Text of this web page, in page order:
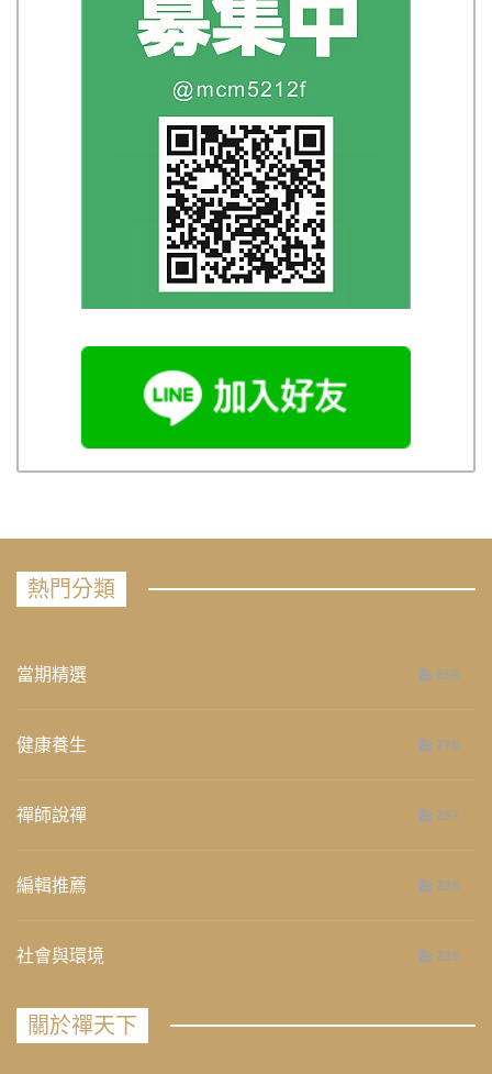
熱門分類
當期精選 658
健康養生 276
禪師說禪 267
編輯推薦 236
社會與環境 235
關於禪天下